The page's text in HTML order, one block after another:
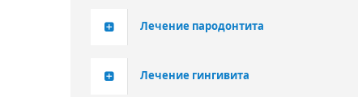
Лечение пародонтита
Лечение гингивита